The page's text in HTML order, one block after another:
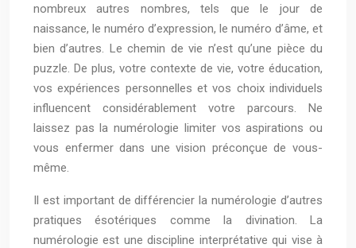
nombreux autres nombres, tels que le jour de
naissance, le numéro d’expression, le numéro d’âme, et
bien d’autres. Le chemin de vie n’est qu’une pièce du
puzzle. De plus, votre contexte de vie, votre éducation,
vos expériences personnelles et vos choix individuels
influencent considérablement votre parcours. Ne
laissez pas la numérologie limiter vos aspirations ou
vous enfermer dans une vision préconçue de vous-
même.
Il est important de différencier la numérologie d’autres
pratiques ésotériques comme la divination. La
numérologie est une discipline interprétative qui vise à